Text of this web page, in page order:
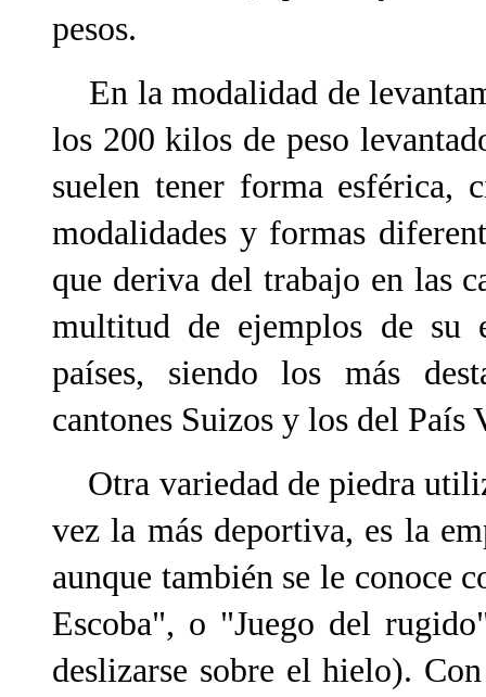
pesos.
En la modalidad de
los 200 kilos de peso
suelen tener forma esférica,
modalidades y formas
que deriva del trabajo en las
multitud de ejemplos de su
países, siendo los más
cantones Suizos y los del País
Otra variedad de piedra
vez la más deportiva, es la
aunque también se le conoce
Escoba", o "Juego del
deslizarse sobre el hielo).